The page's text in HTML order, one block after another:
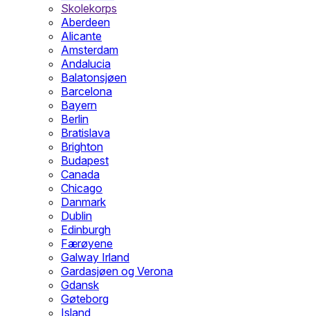
Skolekorps
Aberdeen
Alicante
Amsterdam
Andalucia
Balatonsjøen
Barcelona
Bayern
Berlin
Bratislava
Brighton
Budapest
Canada
Chicago
Danmark
Dublin
Edinburgh
Færøyene
Galway Irland
Gardasjøen og Verona
Gdansk
Gøteborg
Island